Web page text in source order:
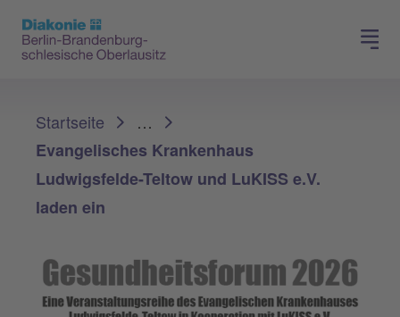
Presse
Startseite
…
Evangelisches Krankenhaus
Ludwigsfelde-Teltow und LuKISS e.V.
laden ein